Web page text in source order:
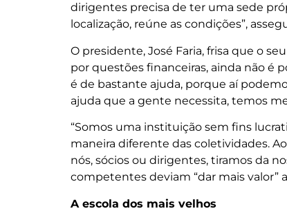
dirigentes precisa de ter uma sede
localização, reúne as condições”,
O presidente, José Faria, frisa que o
por questões financeiras, ainda não é
é de bastante ajuda, porque aí
ajuda que a gente necessita, temos
“Somos uma instituição sem fins
maneira diferente das coletividades.
nós, sócios ou dirigentes, tiramos da
competentes deviam “dar mais valor”
A escola dos mais velhos